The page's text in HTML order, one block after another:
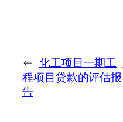
← 化工项目一期工
程项目贷款的评估报
告